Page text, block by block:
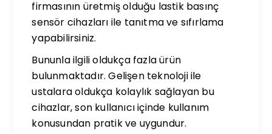
firmasının üretmiş olduğu lastik basınç
sensör cihazları ile tanıtma ve sıfırlama
yapabilirsiniz.
Bununla ilgili oldukça fazla ürün
bulunmaktadır. Gelişen teknoloji ile
ustalara oldukça kolaylık sağlayan bu
cihazlar, son kullanıcı içinde kullanım
konusundan pratik ve uygundur.